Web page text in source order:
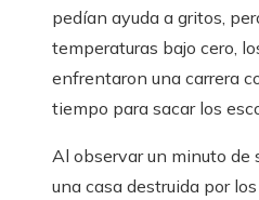
pedían ayuda a gritos,
temperaturas bajo cero,
enfrentaron una carrera
tiempo para sacar los
Al observar un minuto de
una casa destruida por los